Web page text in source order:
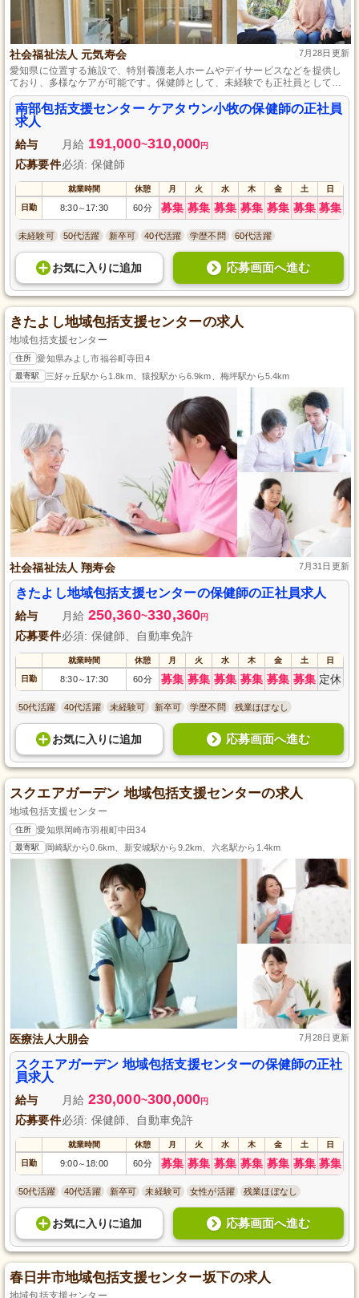
社会福祉法人 元気寿会 7月28日更新
愛知県に位置する施設で、特別養護老人ホームやデイサービスなどを提供し
ており、多様なケアが可能です。保健師として、未経験でも正社員として迎
え、総合相談支援や権利擁護など充実した業務を行っていただきます。扶養
手当から住宅手当まで、職員のサポート体制も整っており、ご利用者さまと
職員双方の満足度を大切にしています。
南部包括支援センター ケアタウン小牧の保健師の正社員
求人
給与 月給 191,000~310,000円
応募要件必須: 保健師
就業時間 休憩 月 火 水 木 金 土 日
日勤 8:30～ 17:30 60分 募集 募集 募集 募集 募集 募集 募集
未経験可 50代活躍 新卒可 40代活躍 学歴不問 60代活躍
お気に入り に追加 応募画面へ進む
きたよし地域包括支援センターの求人
地域包括支援センター
住所 愛知県みよし市福谷町寺田4
最寄駅 三好ヶ丘駅から1.8km、猿投駅から6.9km、梅坪駅から5.4km
社会福祉法人 翔寿会 7月31日更新
きたよし地域包括支援センターの保健師の正社員求人
給与 月給 250,360~330,360円
応募要件必須: 保健師、自動車免許
就業時間 休憩 月 火 水 木 金 土 日
日勤 8:30～ 17:30 60分 募集 募集 募集 募集 募集 募集 定休
50代活躍 40代活躍 未経験可 新卒可 学歴不問 残業ほぼなし
お気に入り に追加 応募画面へ進む
スクエアガーデン 地域包括支援センターの求人
地域包括支援センター
住所 愛知県岡崎市羽根町中田34
最寄駅 岡崎駅から0.6km、新安城駅から9.2km、六名駅から1.4km
医療法人大朋会 7月28日更新
スクエアガーデン 地域包括支援センターの保健師の正社
員求人
給与 月給 230,000~300,000円
応募要件必須: 保健師、自動車免許
就業時間 休憩 月 火 水 木 金 土 日
日勤 9:00～ 18:00 60分 募集 募集 募集 募集 募集 募集 募集
50代活躍 40代活躍 新卒可 未経験可 女性が活躍 残業ほぼなし
お気に入り に追加 応募画面へ進む
春日井市地域包括支援センター坂下の求人
地域包括支援センター